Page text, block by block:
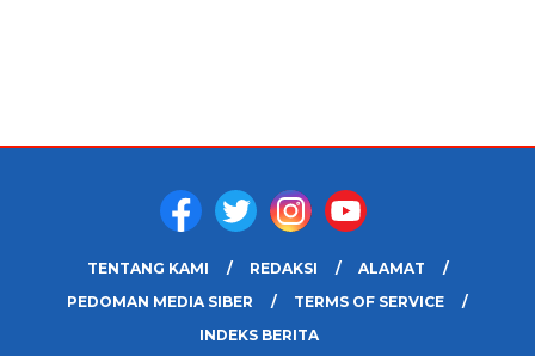
TENTANG KAMI REDAKSI
ALAMAT
PEDOMAN MEDIA SIBER
TERMS OF SERVICE
INDEKS BERITA